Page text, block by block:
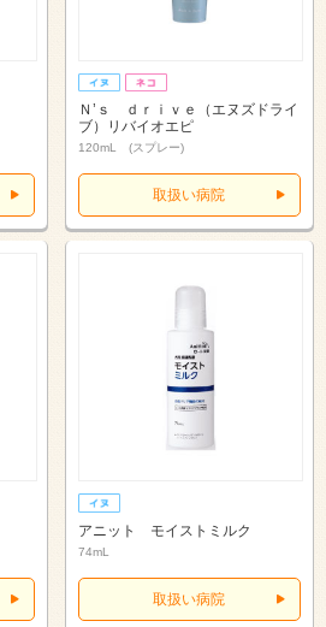
Ｎ’ｓ ｄｒｉｖｅ（エヌズドライ
ブ）リバイオエピ
120mL (スプレー)
取扱い病院
アニット モイストミルク
74mL
取扱い病院